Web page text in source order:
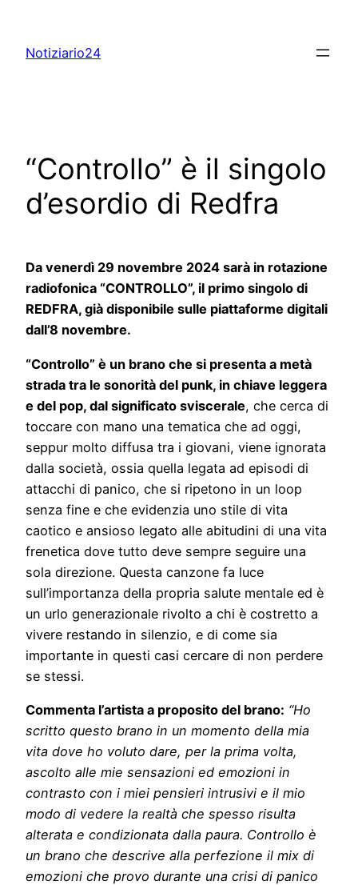
content
Notiziario24
“Controllo” è il singolo
d’esordio di Redfra
Da venerdì 29 novembre 2024 sarà in rotazione
radiofonica “CONTROLLO”, il primo singolo di
REDFRA, già disponibile sulle piattaforme digitali
dall’8 novembre.
“Controllo” è un brano che si presenta a metà
strada tra le sonorità del punk, in chiave leggera
e del pop, dal significato sviscerale, che cerca di
toccare con mano una tematica che ad oggi,
seppur molto diffusa tra i giovani, viene ignorata
dalla società, ossia quella legata ad episodi di
attacchi di panico, che si ripetono in un loop
senza fine e che evidenzia uno stile di vita
caotico e ansioso legato alle abitudini di una vita
frenetica dove tutto deve sempre seguire una
sola direzione. Questa canzone fa luce
sull’importanza della propria salute mentale ed è
un urlo generazionale rivolto a chi è costretto a
vivere restando in silenzio, e di come sia
importante in questi casi cercare di non perdere
se stessi.
Commenta l’artista a proposito del brano: “Ho
scritto questo brano in un momento della mia
vita dove ho voluto dare, per la prima volta,
ascolto alle mie sensazioni ed emozioni in
contrasto con i miei pensieri intrusivi e il mio
modo di vedere la realtà che spesso risulta
alterata e condizionata dalla paura. Controllo è
un brano che descrive alla perfezione il mix di
emozioni che provo durante una crisi di panico